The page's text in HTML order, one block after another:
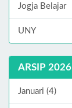
Jogja Belajar
UNY
ARSIP 2026
Januari (4)